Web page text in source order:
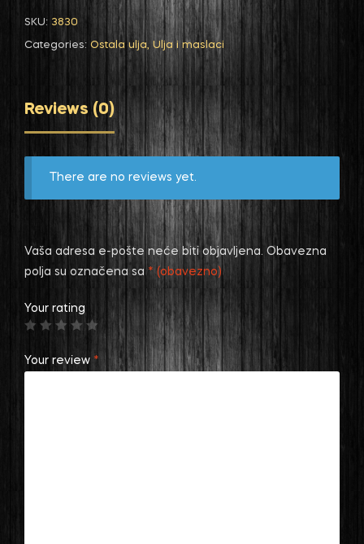
SKU: 3830
Categories: Ostala ulja, Ulja i maslaci
Reviews (0)
There are no reviews yet.
Vaša adresa e-pošte neće biti objavljena. Obavezna
polja su označena sa * (obavezno)
Your rating
Your review *